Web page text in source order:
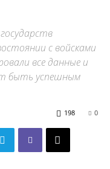
с войсками
все данные и
быть успешным
0
198